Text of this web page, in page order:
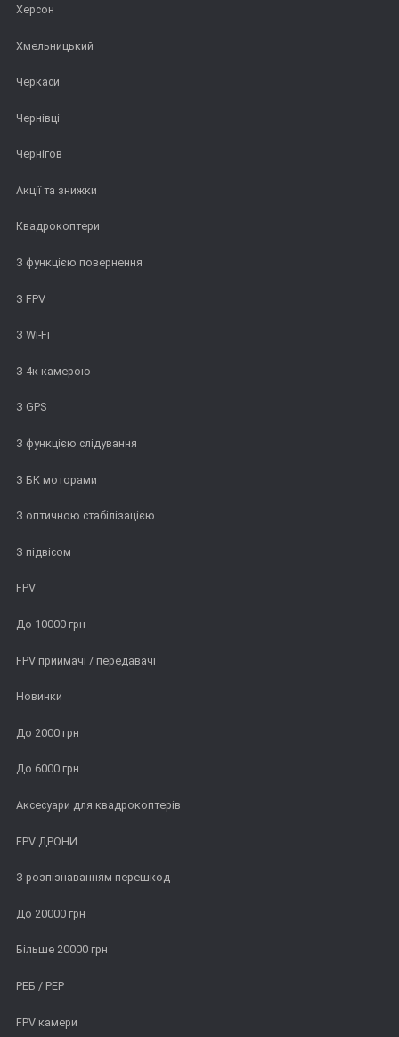
Херсон
Хмельницький
Черкаси
Чернівці
Чернігов
Акції та знижки
Квадрокоптери
З функцією повернення
З FPV
З Wi-Fi
З 4к камерою
З GPS
З функцією слідування
З БК моторами
З оптичною стабілізацією
З підвісом
FPV
До 10000 грн
FPV приймачі / передавачі
Новинки
До 2000 грн
До 6000 грн
Аксесуари для квадрокоптерів
FPV ДРОНИ
З розпізнаванням перешкод
До 20000 грн
Більше 20000 грн
РЕБ / РЕР
FPV камери